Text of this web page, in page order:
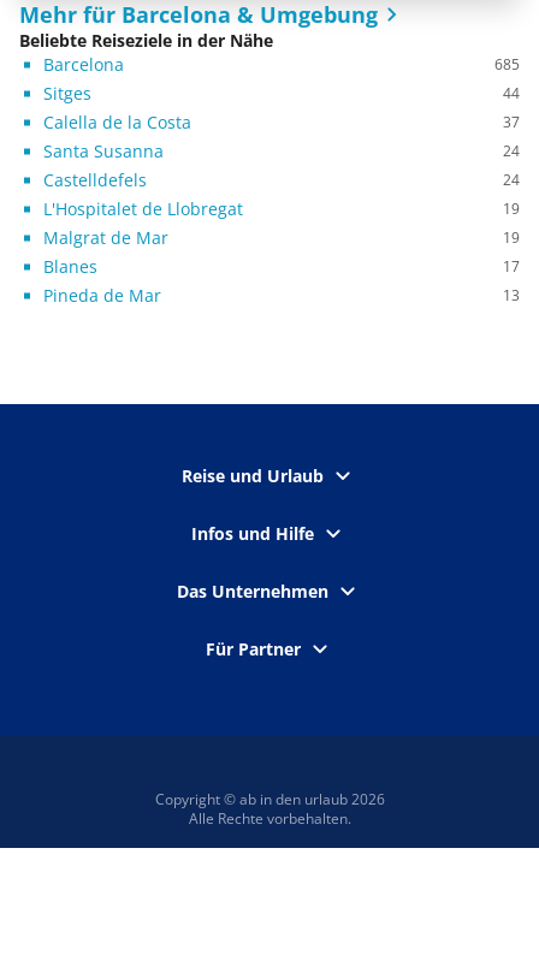
Mehr für Barcelona & Umgebung
Beliebte Reiseziele in der Nähe
Barcelona
685
Sitges 44
Calella de la Costa 37
Santa Susanna 24
Castelldefels 24
L'Hospitalet de Llobregat 19
Malgrat de Mar 19
Blanes 17
Pineda de Mar 13
Reise und Urlaub
Infos und Hilfe
Das Unternehmen
Für Partner
Copyright © ab in den urlaub 2026
Alle Rechte vorbehalten.